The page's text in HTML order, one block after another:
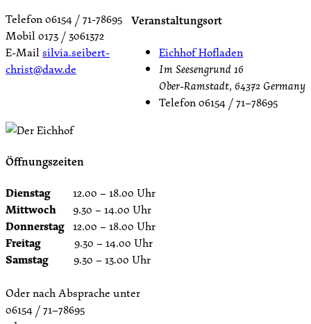
Veranstaltungsort
Eichhof Hofladen
Im Seesengrund 16
Ober-Ramstadt, 64372 Germany
Telefon06154 / 71–78695
Telefon 06154 / 71-78695
Mobil 0173 / 3061372
E-Mailsilvia.seibert-
christ@daw.de
Öffnungszeiten
Dienstag 12.00 – 18.00 Uhr
Mittwoch 9.30 – 14.00 Uhr
Donnerstag 12.00 – 18.00 Uhr
Freitag 9.30 – 14.00 Uhr
Samstag 9.30 – 13.00 Uhr
Oder nach Absprache unter
06154 / 71–78695